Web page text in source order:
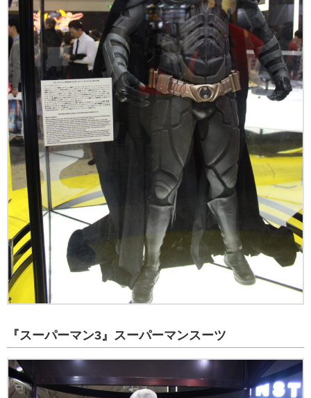
『スーパーマン3』スーパーマンスーツ